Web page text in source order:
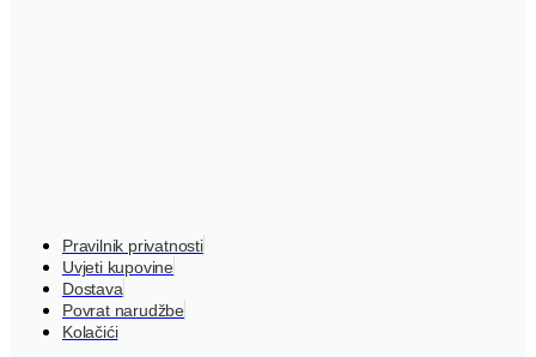
Pravilnik privatnosti
Uvjeti kupovine
Dostava
Povrat narudžbe
Kolačići